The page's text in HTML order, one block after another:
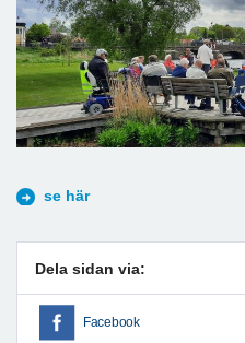
se här
Dela sidan via:
Facebook